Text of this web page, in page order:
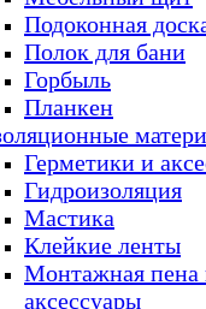
Подоконная
Полок для бани
Горбыль
Планкен
Герметики и
Гидроизоляция
Мастика
Клейкие ленты
Монтажная пена
аксессуары